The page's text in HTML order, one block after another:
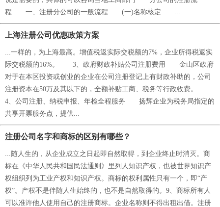
程 一、注册分公司的一般流程 (一)名称核定 ...
上海注册公司优惠政策方案
...一样的，为上海最高。增值税返实际交税额的7%，企业所得税返实
际交税额的16%。 3、政府财政补贴公司注册费用 金山区政府
对于在本区投资或创业的企业在公司注册登记上有财政补助的，公司
注册资本在50万及其以下的，全额补贴工商、税务等行政收费。
4、公司注册、纳税申报、年检全程服务 扬辉企业为税务局指定的
共享开票服务点，提供...
注册公司名字和商标的区别有哪些？
...随人生的，从企业成立之日起即自然取得，到企业终止时消灭。商
标在《中华人民共和国民法通则》里列人知识产权，也被世界知识产
权组织列为工业产权和知识产权。商标的权利属性只有一个，即“产
权”。产权不是伴随人生始终的，也不是自然取得的。9、商标所有人
可以准许他人使用自己的注册商标。企业名称则不得出租出借。注册